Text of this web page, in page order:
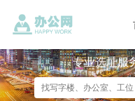
专业选址服